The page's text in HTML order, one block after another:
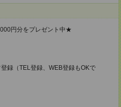
円分をプレゼント中★
録（TEL登録、WEB登録もOKで